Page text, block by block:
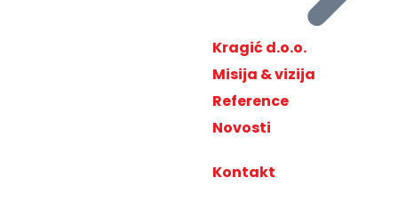
Kragić d.o.o.
Misija & vizija
Reference
Novosti
Kontakt